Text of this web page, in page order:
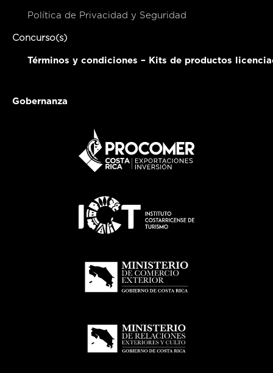
Política de Privacidad y Seguridad
Concurso(s)
Términos y condiciones – Kits de productos
Gobernanza